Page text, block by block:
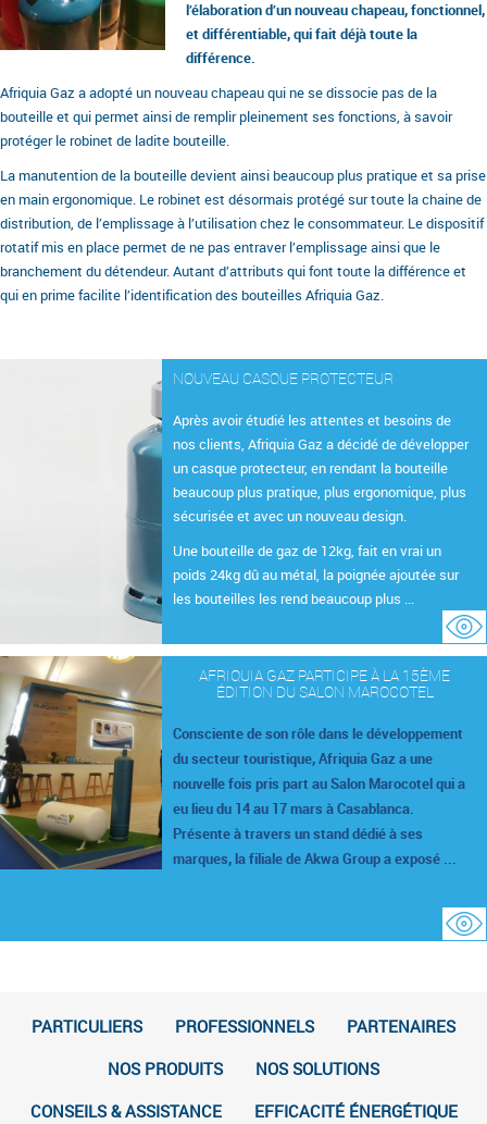
l’élaboration d’un nouveau chapeau, fonctionnel,
et différentiable, qui fait déjà toute la
différence.
Afriquia Gaz a adopté un nouveau chapeau qui ne se dissocie pas de la
bouteille et qui permet ainsi de remplir pleinement ses fonctions, à savoir
protéger le robinet de ladite bouteille.
La manutention de la bouteille devient ainsi beaucoup plus pratique et sa prise
en main ergonomique. Le robinet est désormais protégé sur toute la chaine de
distribution, de l’emplissage à l’utilisation chez le consommateur. Le dispositif
rotatif mis en place permet de ne pas entraver l’emplissage ainsi que le
branchement du détendeur. Autant d’attributs qui font toute la différence et
qui en prime facilite l’identification des bouteilles Afriquia Gaz.
NOUVEAU CASQUE PROTECTEUR
Après avoir étudié les attentes et besoins de
nos clients, Afriquia Gaz a décidé de développer
un casque protecteur, en rendant la bouteille
beaucoup plus pratique, plus ergonomique, plus
sécurisée et avec un nouveau design.
Une bouteille de gaz de 12kg, fait en vrai un
poids 24kg dû au métal, la poignée ajoutée sur
les bouteilles les rend beaucoup plus ...
AFRIQUIA GAZ PARTICIPE À LA 15ÈME
ÉDITION DU SALON MAROCOTEL
Consciente de son rôle dans le développement
du secteur touristique, Afriquia Gaz a une
nouvelle fois pris part au Salon Marocotel qui a
eu lieu du 14 au 17 mars à Casablanca.
Présente à travers un stand dédié à ses
marques, la filiale de Akwa Group a exposé ...
PARTICULIERS PROFESSIONNELS
PARTENAIRES
NOS PRODUITS
NOS SOLUTIONS
CONSEILS & ASSISTANCE
EFFICACITÉ ÉNERGÉTIQUE